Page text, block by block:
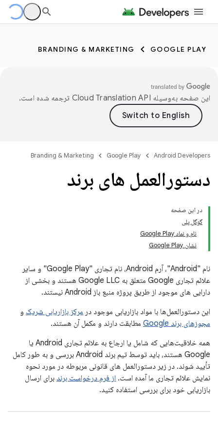
GOOGLE PLAY
BRANDING & MARKETING
این صفحه به‌وسیله ترجمه شده است.
Android Developers
Google Play
Branding & Marketing
دستورالعمل های برند
در این صفحه
گوگل پلی
نام و نماد Google Play
نشان Google Play
نام "Android"، آرم Android، نام تجاری "Google Play" و سایر
علائم تجاری Google متعلق به Google LLC هستند و بخشی از
دارایی های موجود از طریق پروژه منبع باز Android نیستند.
این دستورالعمل‌ها با مواد بازاریابی موجود در مرکز بازاریابی شریک و
مجوزهای برند Google
مطابقت دارند و مکمل آن هستند.
همه خلاقیت‌هایی که شامل یا ارجاع به علائم تجاری Android یا
Google هستند، باید توسط تیم برند Android بررسی و به طور کامل
تأیید شوند. در زیر دستورالعمل های قانونی مربوطه در مورد نحوه
نمایش علائم تجاری ما آمده است. از فرم درخواست برند برای ارسال
بازاریابی خود برای بررسی استفاده کنید.